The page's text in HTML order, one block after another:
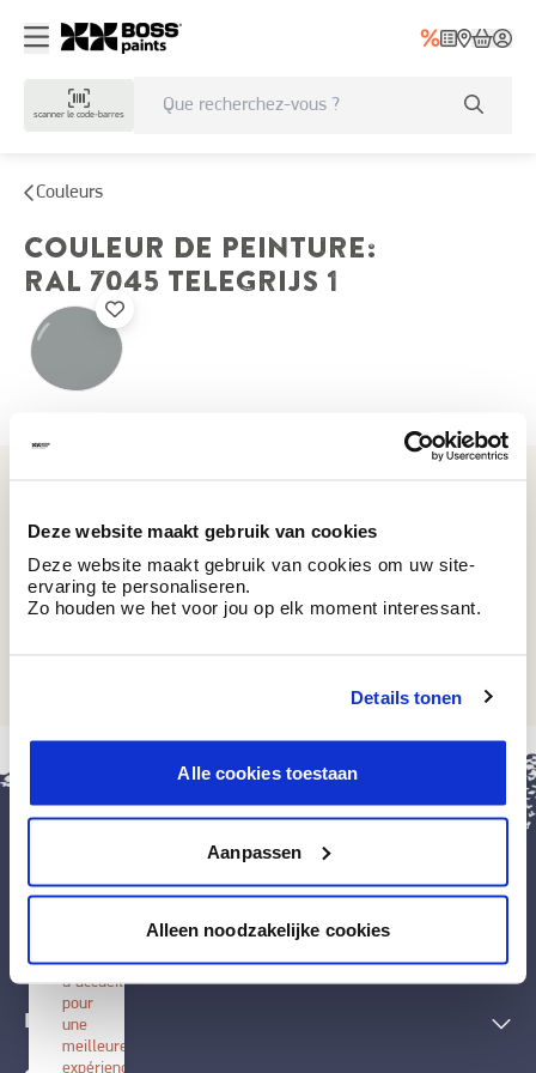
Deze website maakt gebruik van cookies
Deze website maakt gebruik van cookies om uw site-
ervaring te personaliseren.
Zo houden we het voor jou op elk moment interessant.
Details tonen
Alle cookies toestaan
Aanpassen
Alleen noodzakelijke cookies
scanner le code-barres
Couleurs
COULEUR DE PEINTURE:
RAL 7045 TELEGRIJS 1
Techniques décoratives
Inspiration
BOSS
application
écran
d'accueil
pour
une
meilleure
expérience.
fermer